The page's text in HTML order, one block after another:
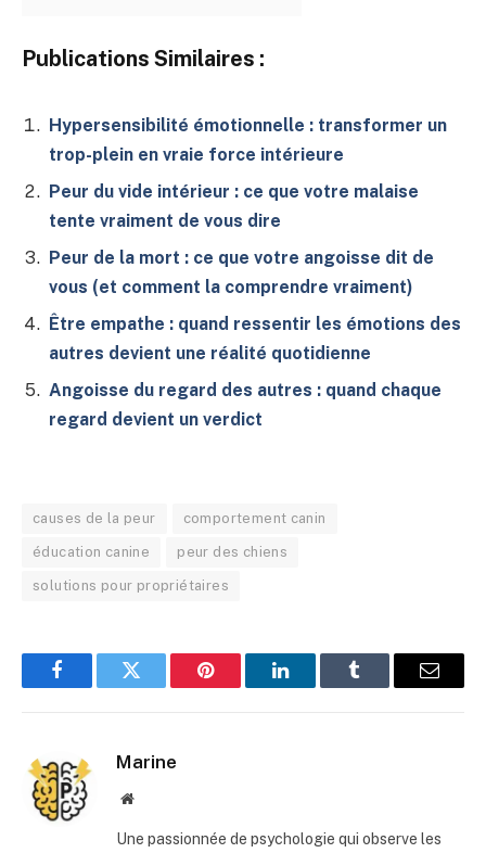
Publications Similaires :
Hypersensibilité émotionnelle : transformer un
trop-plein en vraie force intérieure
Peur du vide intérieur : ce que votre malaise
tente vraiment de vous dire
Peur de la mort : ce que votre angoisse dit de
vous (et comment la comprendre vraiment)
Être empathe : quand ressentir les émotions des
autres devient une réalité quotidienne
Angoisse du regard des autres : quand chaque
regard devient un verdict
causes de la peur comportement canin
éducation canine peur des chiens
solutions pour propriétaires
FacebookTwitter Pinterest LinkedInTumblr
E-
Marine
Site
Une passionnée de psychologie qui observe les